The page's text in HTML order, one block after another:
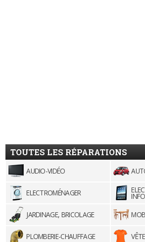
TOUTES LES RÉPARATIONS
AUDIO-VIDÉO
ELECTROMÉNAGER
JARDINAGE, BRICOLAGE
PLOMBERIE-CHAUFFAGE